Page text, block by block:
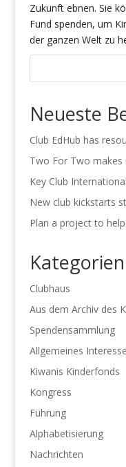
Zukunft ebnen. Sie
Fund spenden, um
der ganzen Welt zu
Neueste
Club EdHub has
Two For Two makes
Key Club
New club kickstarts
Plan a project to
Kategorien
Clubhaus
Aus dem Archiv des
Spendensammlung
Allgemeines Interesse
Kiwanis Kinderfonds
Kongress
Führung
Alphabetisierung
Nachrichten